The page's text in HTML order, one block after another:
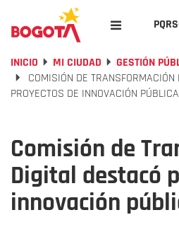
INICIO MI CIUDAD
GESTIÓN
COMISIÓN DE TRANSFORMACIÓN
PROYECTOS DE INNOVACIÓN PÚBLICA
Comisión de
Digital destacó
innovación